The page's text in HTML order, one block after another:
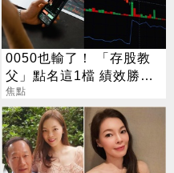
0050也輸了！ 「存股教
父」點名這1檔 績效勝出
還更抗跌
焦點